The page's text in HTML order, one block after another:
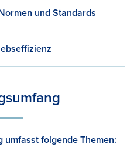
und Standards
umfasst folgende Themen: